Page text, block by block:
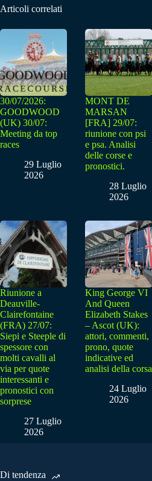
Articoli correlati
30/07/2026:
GOODWOOD
(UK) 30/07:
Meeting da top
races
29 Luglio
2026
MONT DE
MARSAN
[FRA] 29/07:
riunione con psi
e psa. Analisi
delle corse e
pronostici.
28 Luglio
2026
Riunione a
Deauville-
Clairefontaine
(FRA) 27/07:
Siepi e Steeple di
spessore con
molti cavalli al
via per quote
interessanti e
pronostici con
sorprese
27 Luglio
2026
King George VI
And Queen
Elizabeth Stakes
– Ascot (UK):
attori, commenti,
prono, quote
indicative ed
analisi della corsa
24 Luglio
2026
Di tendenza